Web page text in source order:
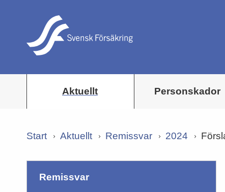
Aktuellt Personskador
Start Aktuellt Remissvar 2024
remissvar